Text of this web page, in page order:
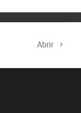
Abrir